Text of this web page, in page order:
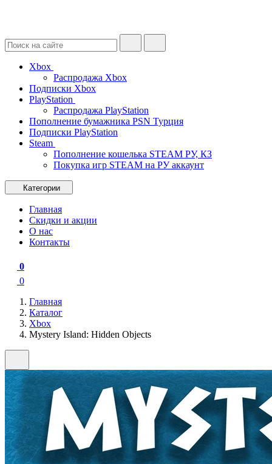
Xbox
Распродажа Xbox
Подписки Xbox
PlayStation
Распродажа PlayStation
Пополнение бумажника PSN Турция
Подписки PlayStation
Steam
Пополнение кошелька STEAM РУ, КЗ
Покупка игр STEAM на РУ аккаунт
Категории
Главная
Скидки и акции
О нас
Контакты
0
0
Главная
Каталог
Xbox
Mystery Island: Hidden Objects